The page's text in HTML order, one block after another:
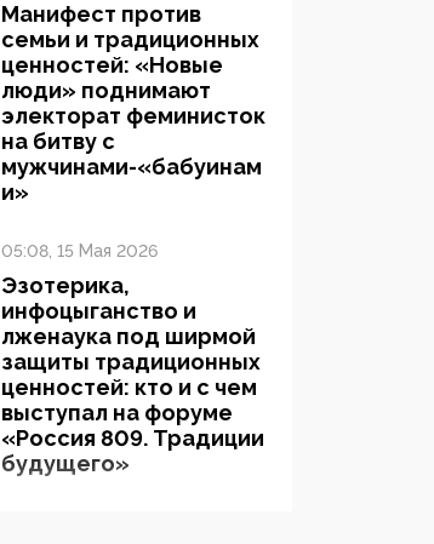
Манифест против
семьи и традиционных
ценностей: «Новые
люди» поднимают
электорат феминисток
на битву с
мужчинами-«бабуинам
и»
05:08, 15 Мая 2026
Эзотерика,
инфоцыганство и
лженаука под ширмой
защиты традиционных
ценностей: кто и с чем
выступал на форуме
«Россия 809. Традиции
будущего»